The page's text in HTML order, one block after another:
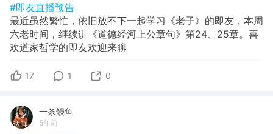
#即友直播预告
最近虽然繁忙，依旧放不下一起学习《老子》的即友，本周
六老时间，继续讲《道德经河上公章句》第24、25章。喜
欢道家哲学的即友欢迎来聊
17 1 0
一条鳗鱼
5年前